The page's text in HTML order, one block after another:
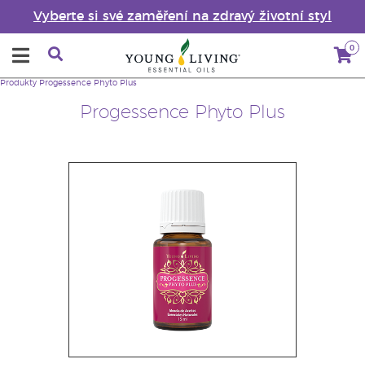
Vyberte si své zaměření na zdravý životní styl
0
Progessence Phyto Plus
Produkty Progessence Phyto Plus